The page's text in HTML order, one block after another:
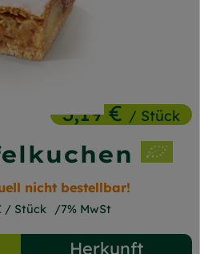
3,19 €/ Stück
nicht bestellbar!
/ Stück 7% MwSt
Herkunft